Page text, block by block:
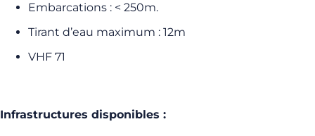
Embarcations : < 250m.
Tirant d’eau maximum : 12m
VHF 71
Infrastructures disponibles :